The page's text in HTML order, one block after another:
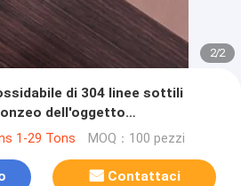
2/2
di 304 linee sottili
dell'oggetto
ha ricoperto
1-29 Tons MOQ：100 pezzi
Contattaci